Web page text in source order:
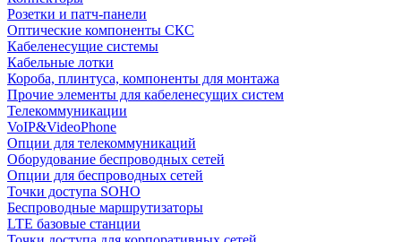
Розетки и патч-панели
Оптические компоненты СКС
Кабеленесущие системы
Кабельные лотки
Короба, плинтуса, компоненты для монтажа
Прочие элементы для кабеленесущих систем
Телекоммуникации
VoIP&VideoPhone
Опции для телекоммуникаций
Оборудование беспроводных сетей
Опции для беспроводных сетей
Точки доступа SOHO
Беспроводные маршрутизаторы
LTE базовые станции